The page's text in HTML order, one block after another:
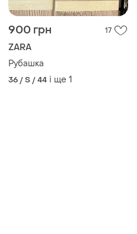
900 грн 17
ZARA
Рубашка
36 / S / 44 і ще 1